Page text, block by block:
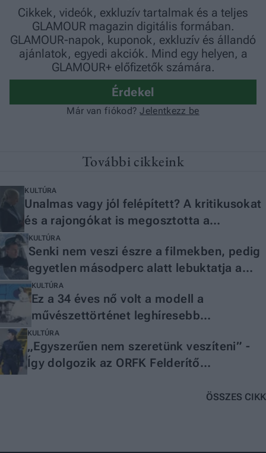
További cikkeink
KULTÚRA
Unalmas vagy jól felépített? A kritikusokat
és a rajongókat is megosztotta a
Sárkányok háza új epizódja
KULTÚRA
Senki nem veszi észre a filmekben, pedig
egyetlen másodperc alatt lebuktatja a
gyilkost
KULTÚRA
Ez a 34 éves nő volt a modell a
művészettörténet leghíresebb
aktfestményéhez
KULTÚRA
„Egyszerűen nem szeretünk veszíteni” -
Így dolgozik az ORFK Felderítő
ÖSSZES CIKK